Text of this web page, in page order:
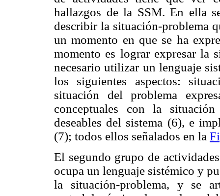
hallazgos de la SSM. En ella
describir la situación-problema
un momento en que se ha
momento es lograr expresar la
necesario utilizar un lenguaje
los siguientes aspectos:
situación del problema
conceptuales con la
deseables del sistema (6), e
(7); todos ellos señalados en la
El segundo grupo de
ocupa un lenguaje sistémico y
la situación-problema, y se